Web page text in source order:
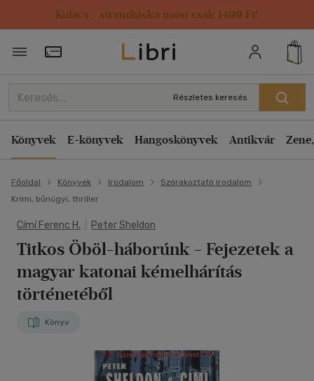
Kulacs / strandtáska most csak 1499 Ft!
Törzsvásárlói Kártya adatai
Részletes keresés
Könyvek E-könyvek Hangoskönyvek Antikvár
Főoldal Könyvek Irodalom
Szórakoztató irodalom
Krimi, bűnügyi, thriller
Címí Ferenc H. Peter Sheldon
Titkos Öböl-háborúnk - Fejezetek a
magyar katonai kémelhárítás
történetéből
Könyv